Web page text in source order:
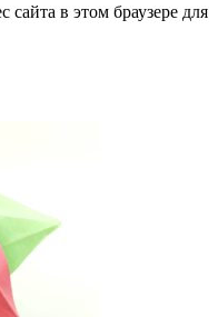
в этом браузере для